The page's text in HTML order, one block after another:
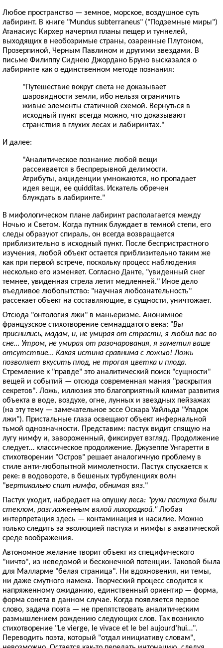
Любое пространство — земное, морское, воздушное суть
лабиринт. В книге "Mundus subterraneus" ("Подземные миры")
Атанасиус Кирхер начертил планы пещер и туннелей,
выходящих в необозримые страны, озаренные Плутоном,
Прозерпиной, Черным Павлином и другими звездами. В
письме Филиппу Сиднею Джордано Бруно высказался о
лабиринте как о единственном методе познания:
"Путешествие вокруг света не доказывает
шаровидности земли, ибо нельзя ограничить
живые элементы статичной схемой. Вернуться в
исходный пункт всегда можно, что доказывают
странствия в глухих лесах и лабиринтах."
И далее:
"Аналитическое познание любой вещи
рассеивается в беспрерывной делимости.
Атрибуты, акциденции умножаются, но пропадает
идея вещи, ее quidditas. Искатель обречен
блуждать в лабиринте."
В мифологическом плане лабиринт располагается между
Ночью и Светом. Когда путник блуждает в темной степи, его
следы образуют спираль, он всегда возвращается
приблизительно в исходный пункт. После беспристрастного
изучения, любой объект остается приблизительно таким же
как при первой встрече, поскольку процесс наблюдения
несколько его изменяет. Согласно Данте, "увиденный снег
темнее, увиденная стрела летит медленней." Иное дело
въедливое любопытство: "научная любознательность"
рассекает объект на составляющие, в сущности, уничтожает.
Отсюда "онтология лжи" в маньеризме. Анонимное
французское стихотворение семнадцатого века: "Вы
приснились, мадам, и, не умирая от страсти, я любил вас во
сне… Утром, не умирая от разочарования, я заметил ваше
отсутствие… Какая истина сравнима с ложью! Ложь
позволяет вкусить плод, не трогая цветка и плода.
Стремление к "правде" это аналитический поиск "сущности"
вещей и событий — отсюда современная мания "раскрытия
секретов". Ложь, иллюзия это благоприятный климат развития
объекта в воде, воздухе, огне, лунных и звездных пейзажах
(на эту тему — замечательное эссе Оскара Уайльда "Упадок
лжи"). Пристальные глаза освещают объект инфернальной
тьмой однозначности. Представим: пастух видит спящую на
лугу нимфу и, завороженный, фиксирует взгляд. Продолжение
следует… классическое продолжение. Джузеппе Унгаретти в
стихотворении "Остров" решает аналогичную проблему в
стиле анти-любопытной мимолетности. Пастух спускается к
реке: в водовороте, в бешеных турбуленциях волн
"вертикально спит нимфа, обнимая вяз."
Пастух уходит, набредает на опушку леса: "руки пастуха были
стеклом, разглаженным вялой лихорадкой."Любая
интерпретация здесь — контаминация и насилие. Можно
только следить за эволюцией пастуха и нимфы в акватической
среде воображения.
Автономное желание творит объект из специфического
"ничто", из неведомой и бесконечной потенции. Таковой была
для Малларме "белая страница". Ни вдохновения, ни темы,
ни даже смутного намека. Творческий процесс сводится к
напряженному ожиданию, единственный ориентир — форма,
форма сонета в данном случае. Когда появляется первое
слово, задача поэта — не препятствовать аналитическим
размышлением рождению следующих слов. Так возникло
стихотворение "Le vierge, le vivace et le bel aujourd’hui…".
Переводить поэта, который "отдал инициативу словам",